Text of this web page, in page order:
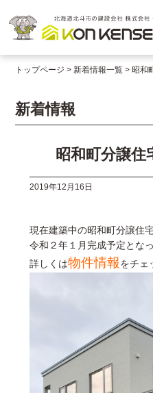
トップページ 新着情報一覧 昭和
新着情報
昭和町分譲住
2019年12月16日
現在建築中の昭和町分譲住
令和２年１月完成予定とな
詳しくは物件情報をチェ